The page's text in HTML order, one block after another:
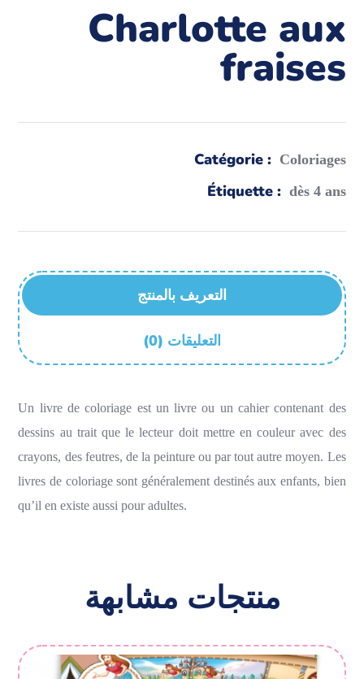
Charlotte aux
fraises
Catégorie : Coloriages
Étiquette : dès 4 ans
التعريف بالمنتج
(0) التعليقات
Un livre de coloriage est un livre ou un cahier contenant des
dessins au trait que le lecteur doit mettre en couleur avec des
crayons, des feutres, de la peinture ou par tout autre moyen. Les
livres de coloriage sont généralement destinés aux enfants, bien
qu’il en existe aussi pour adultes.
منتجات مشابهة